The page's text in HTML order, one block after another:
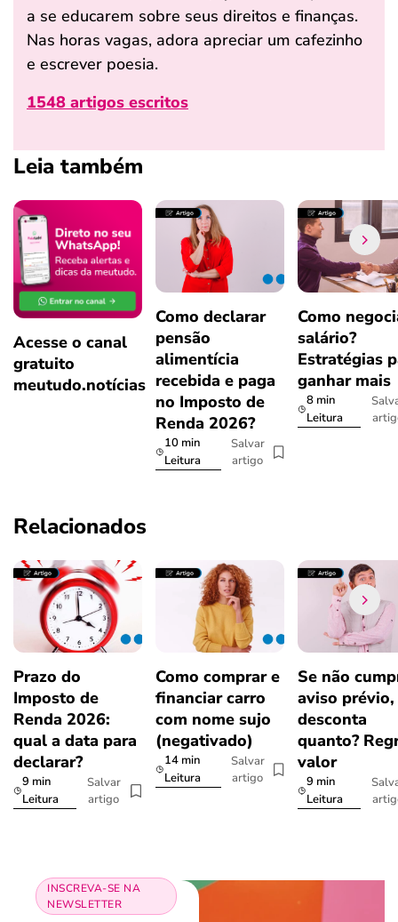
a se educarem sobre seus direitos e finanças.
Nas horas vagas, adora apreciar um cafezinho
e escrever poesia.
1548 artigos escritos
Leia também
Acesse o canal
gratuito
meutudo.notícias
Como declarar
pensão
alimentícia
recebida e paga
no Imposto de
Renda 2026?
10 min
Leitura
Salvar
artigo
Como
salário?
Estratégias
ganhar mais
8 min
Leitura
Relacionados
Prazo do
Imposto de
Renda 2026:
qual a data para
declarar?
9 min
Leitura
Salvar
artigo
Como comprar e
financiar carro
com nome sujo
(negativado)
14 min
Leitura
Salvar
artigo
Se não
aviso prévio,
desconta
quanto?
valor
9 min
Leitura
INSCREVA-SE NA
NEWSLETTER